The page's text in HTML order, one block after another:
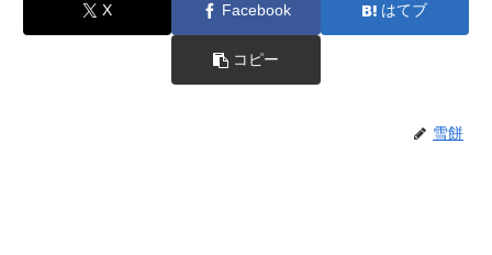
X Facebook はてブ
コピー
雪餅